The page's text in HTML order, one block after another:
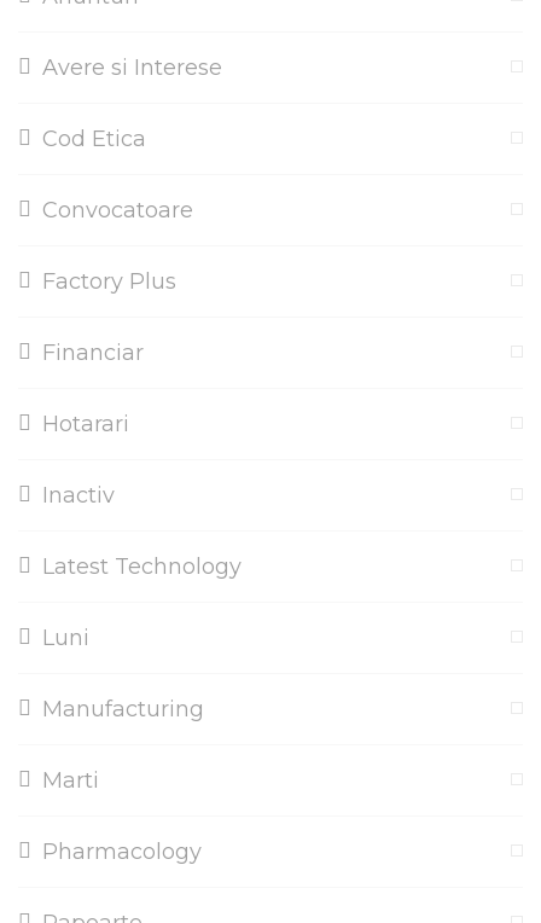
Avere si Interese
Cod Etica
Convocatoare
Factory Plus
Financiar
Hotarari
Inactiv
Latest Technology
Luni
Manufacturing
Marti
Pharmacology